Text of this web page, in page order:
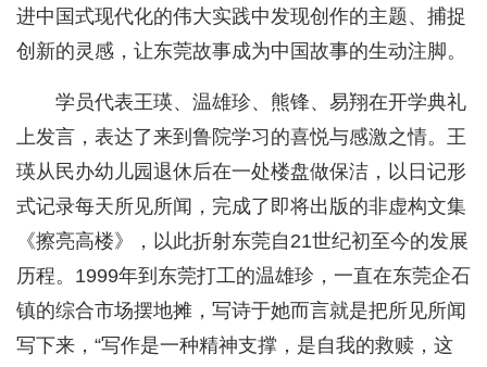
进中国式现代化的伟大实践中发现创作的主题、捕捉
创新的灵感，让东莞故事成为中国故事的生动注脚。
学员代表王瑛、温雄珍、熊锋、易翔在开学典礼
上发言，表达了来到鲁院学习的喜悦与感激之情。王
瑛从民办幼儿园退休后在一处楼盘做保洁，以日记形
式记录每天所见所闻，完成了即将出版的非虚构文集
《擦亮高楼》，以此折射东莞自21世纪初至今的发展
历程。1999年到东莞打工的温雄珍，一直在东莞企石
镇的综合市场摆地摊，写诗于她而言就是把所见所闻
写下来，“写作是一种精神支撑，是自我的救赎，这